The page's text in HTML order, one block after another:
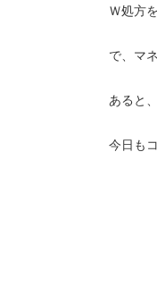
Ｗ処方
で、マ
あると
今日も